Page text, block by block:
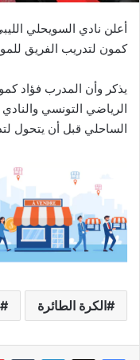
أعلن نادي السويحلي
كمون لتدريب الفريق
يذكر وأن المدرب فؤاد
الرياضي التونسي
الساحلي قبل أن يتحول
الكرة الطائرة